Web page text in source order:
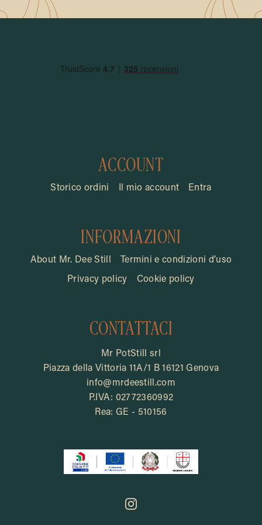
ACCOUNT
Storico ordini Il mio account Entra
INFORMAZIONI
About Mr. Dee Still Termini e condizioni d’uso
Privacy policy Cookie policy
CONTATTACI
Mr PotStill srl
Piazza della Vittoria 11A/1 B 16121 Genova
info@mrdeestill.com
P.IVA: 02772360992
Rea: GE - 510156